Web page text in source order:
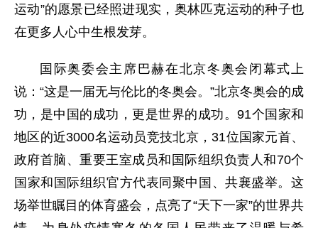
运动”的愿景已经照进现实，奥林匹克运动的种子也
在更多人心中生根发芽。
国际奥委会主席巴赫在北京冬奥会闭幕式上
说：“这是一届无与伦比的冬奥会。”北京冬奥会的成
功，是中国的成功，更是世界的成功。91个国家和
地区的近3000名运动员竞技北京，31位国家元首、
政府首脑、重要王室成员和国际组织负责人和70个
国家和国际组织官方代表同聚中国、共襄盛举。这
场举世瞩目的体育盛会，点亮了“天下一家”的世界共